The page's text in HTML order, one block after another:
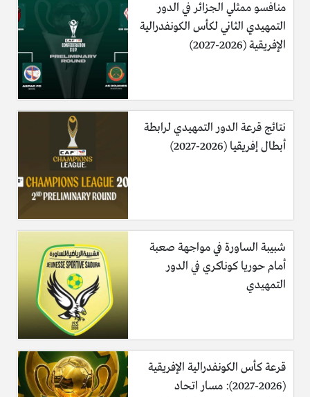
منافسو ممثلي الجزائر في الدور
التمهيدي الثاني لكأس الكونفدرالية
الإفريقية (2026-2027)
نتائج قرعة الدور التمهيدي لرابطة
أبطال إفريقيا (2026-2027)
شبيبة الساورة في مواجهة صعبة
أمام حوريا كوناكري في الدور
التمهيدي
قرعة كأس الكونفدرالية الإفريقية
(2026-2027): مسار اتحاد